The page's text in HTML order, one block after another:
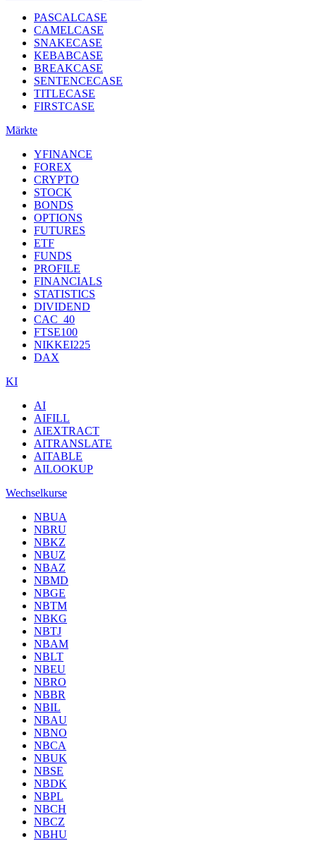
PASCALCASE
CAMELCASE
SNAKECASE
KEBABCASE
BREAKCASE
SENTENCECASE
TITLECASE
FIRSTCASE
Märkte
YFINANCE
FOREX
CRYPTO
STOCK
BONDS
OPTIONS
FUTURES
ETF
FUNDS
PROFILE
FINANCIALS
STATISTICS
DIVIDEND
CAC_40
FTSE100
NIKKEI225
DAX
KI
AI
AIFILL
AIEXTRACT
AITRANSLATE
AITABLE
AILOOKUP
Wechselkurse
NBUA
NBRU
NBKZ
NBUZ
NBAZ
NBMD
NBGE
NBTM
NBKG
NBTJ
NBAM
NBLT
NBEU
NBRO
NBBR
NBIL
NBAU
NBNO
NBCA
NBUK
NBSE
NBDK
NBPL
NBCH
NBCZ
NBHU